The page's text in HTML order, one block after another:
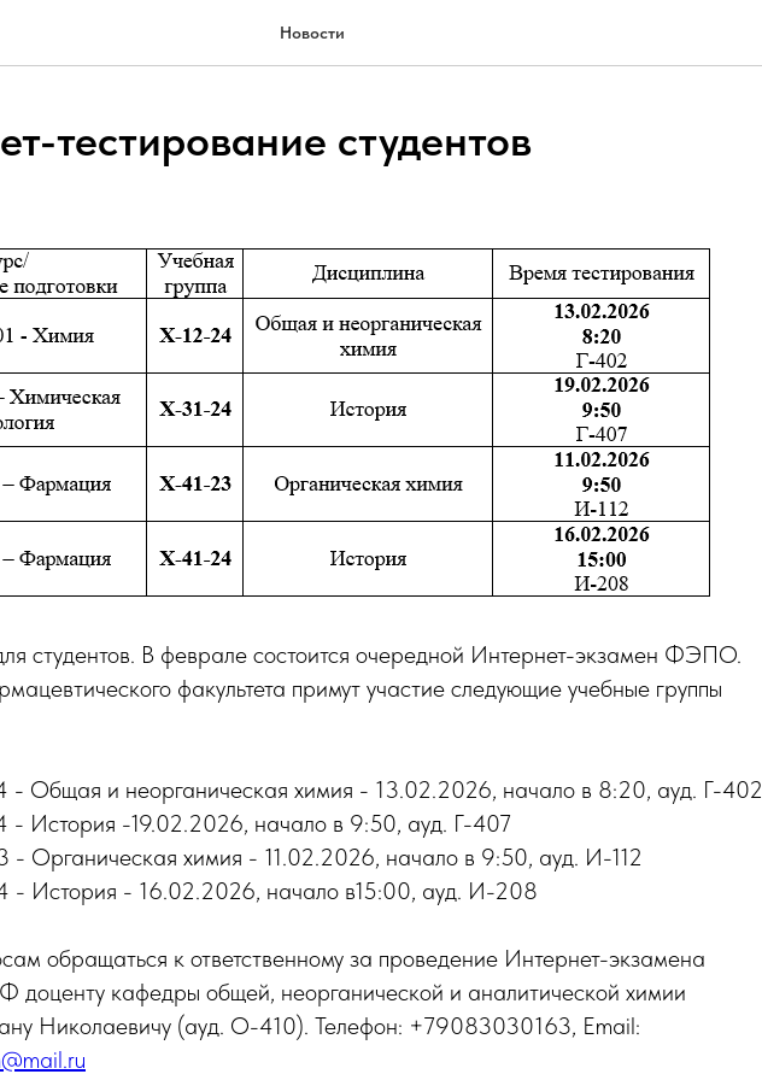
Новости
тестирование студентов
студентов. В феврале состоится очередной Интернет-экзамен ФЭПО.
факультета примут участие следующие учебные группы
- Общая и неорганическая химия - 13.02.2026, начало в 8:20, ауд. Г-402
- История -19.02.2026, начало в 9:50, ауд. Г-407
- Органическая химия - 11.02.2026, начало в 9:50, ауд. И-112
- История - 16.02.2026, начало в15:00, ауд. И-208
обращаться к ответственному за проведение Интернет-экзамена
кафедры общей, неорганической и аналитической химии
Николаевичу (ауд. О-410). Телефон: +79083030163, Email: